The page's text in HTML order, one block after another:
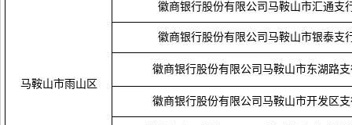
马鞍山市雨山区
徽商银行股份有限公司马鞍山市汇通支
徽商银行股份有限公司马鞍山市银泰支
徽商银行股份有限公司马鞍山市东湖路
徽商银行股份有限公司马鞍山市开发区